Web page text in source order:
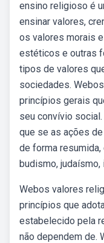
ensino religioso é
ensinar valores,
os valores morais
estéticos e outras
tipos de valores
sociedades.
princípios gerais
seu convívio
que se as ações
de forma
budismo,
Webos valores
princípios que
estabelecido pela
não dependem de.